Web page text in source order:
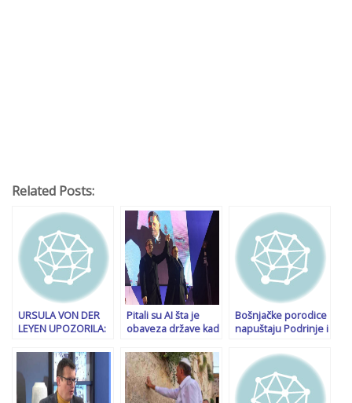
Related Posts:
URSULA VON DER
LEYEN UPOZORILA:
trenutak za Evropu i
svijet…
Pitali su AI šta je
obaveza države kad
u Srbiji naziva
smradovima.
Pogledajte šta im je
odgovorila
Bošnjačke porodice
napuštaju Podrinje i
straha za sigurnost
u RS-u